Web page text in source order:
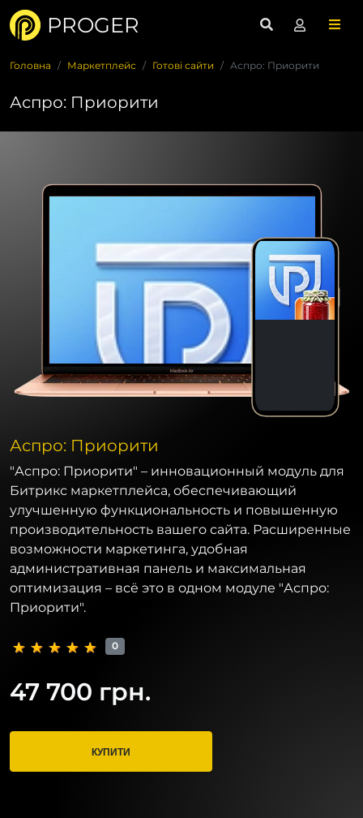
PROGER
Головна Маркетплейс Готові сайти Аспро: Приорити
Аспро: Приорити
Аспро: Приорити
"Аспро: Приорити" – инновационный модуль для
Битрикс маркетплейса, обеспечивающий
улучшенную функциональность и повышенную
производительность вашего сайта. Расширенные
возможности маркетинга, удобная
административная панель и максимальная
оптимизация – всё это в одном модуле "Аспро:
Приорити".
0
47 700 грн.
КУПИТИ